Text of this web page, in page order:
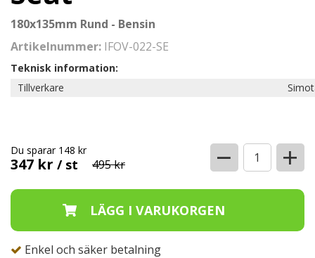
180x135mm Rund - Bensin
Artikelnummer: IFOV-022-SE
Teknisk information:
Tillverkare
347 kr / st 495 kr
Du sparar 148 kr − +
Enkel och säker betalning